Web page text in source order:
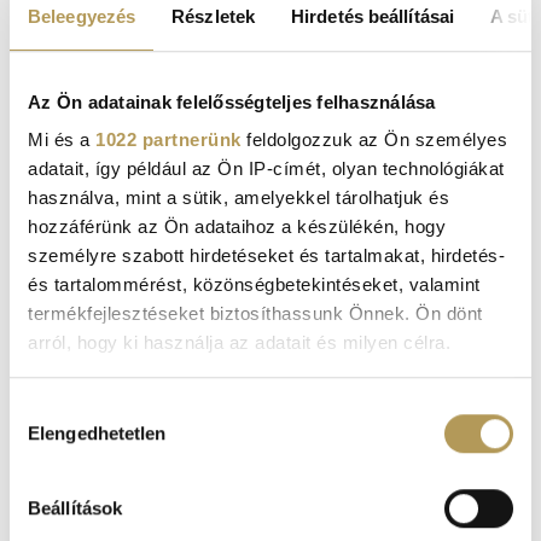
Beleegyezés Részletek Hirdetés beállításai A
Az Ön adatainak felelősségteljes felhasználása
Mi és a 1022 partnerünk feldolgozzuk az Ön személyes
adatait, így például az Ön IP-címét, olyan technológiákat
használva, mint a sütik, amelyekkel tárolhatjuk és
hozzáférünk az Ön adataihoz a készülékén, hogy
személyre szabott hirdetéseket és tartalmakat, hirdetés-
és tartalommérést, közönségbetekintéseket, valamint
termékfejlesztéseket biztosíthassunk Önnek. Ön dönt
arról, hogy ki használja az adatait és milyen célra.
Információgyűjtés az Ön földrajzi
Az Ön készülékén beazonosítása annak konkrét
tulajdonságainak (ujjlenyomat) aktív ellenőrzésével
kiválasztása
Elengedhetetlen
Beállítások
all worsen the symptoms of allergic rhinitis.
nasal washing, hair washing, and the use of an
appropriate pollen filter may all alleviate allergic
symptoms. Physical activity, sports, exercise, healthy
eating and lifestyle can also have a good effect.
ONLINE BOOKING, PATIENT PORTAL
REQUEST AN APPOINTMENT